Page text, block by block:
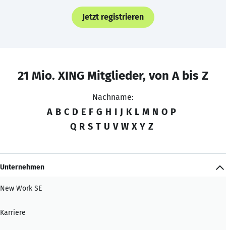
Jetzt registrieren
21 Mio. XING Mitglieder, von A bis Z
Nachname:
A B C D E F G H I J K L M N O P
Q R S T U V W X Y Z
Unternehmen
New Work SE
Karriere